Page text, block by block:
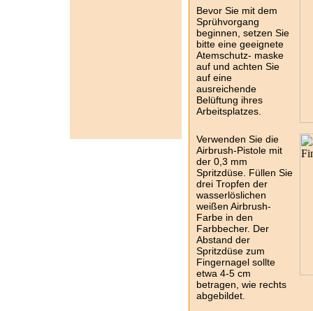
Bevor Sie mit dem
Sprühvorgang
beginnen, setzen Sie
bitte eine geeignete
Atemschutz- maske
auf und achten Sie
auf eine
ausreichende
Belüftung ihres
Arbeitsplatzes.
Verwenden Sie die
Airbrush-Pistole mit
der 0,3 mm
Spritzdüse. Füllen Sie
drei Tropfen der
wasserlöslichen
weißen Airbrush-
Farbe in den
Farbbecher. Der
Abstand der
Spritzdüse zum
Fingernagel sollte
etwa 4-5 cm
betragen, wie rechts
abgebildet.